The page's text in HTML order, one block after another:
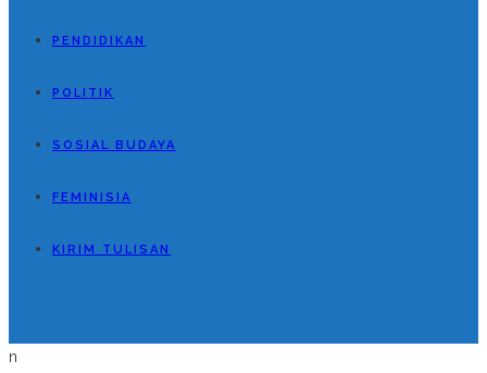
PENDIDIKAN
POLITIK
SOSIAL BUDAYA
FEMINISIA
KIRIM TULISAN
n